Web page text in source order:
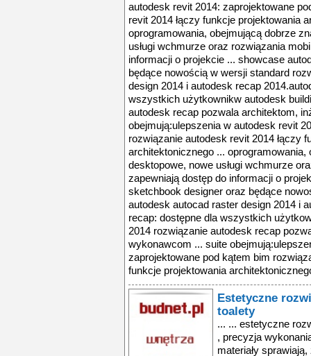
autodesk revit 2014: zaprojektowane
revit 2014 łączy funkcje projektowania
oprogramowania, obejmującą dobrze
usługi wchmurze oraz rozwiązania
informacji o projekcie ... showcase
będące nowością w wersji standard
design 2014 i autodesk recap
wszystkich użytkownikw autodesk
autodesk recap pozwala architektom,
obejmują:ulepszenia w autodesk revit
rozwiązanie autodesk revit 2014 łączy
architektonicznego ...
desktopowe, nowe usługi wchmurze
zapewniają dostęp do informacji o
sketchbook designer oraz będące
autodesk autocad raster design 2014 i
recap: dostępne dla wszystkich
2014 rozwiązanie autodesk recap
wykonawcom ... suite
zaprojektowane pod kątem bim
funkcje projektowania
Estetyczne
toalety
... ... estetyczne
, precyzja
materiały